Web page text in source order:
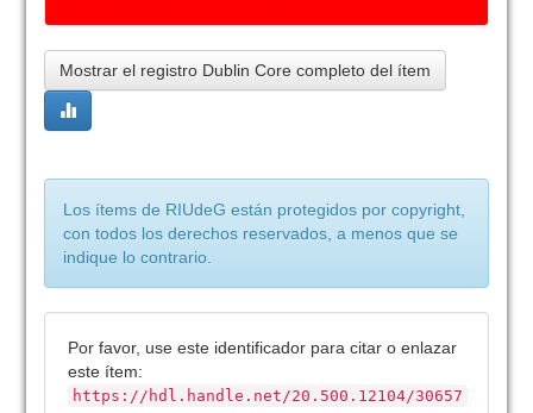
Mostrar el registro Dublin Core completo del ítem
Los ítems de RIUdeG están protegidos por copyright,
con todos los derechos reservados, a menos que se
indique lo contrario.
Por favor, use este identificador para citar o enlazar
este ítem:
https://hdl.handle.net/20.500.12104/30657